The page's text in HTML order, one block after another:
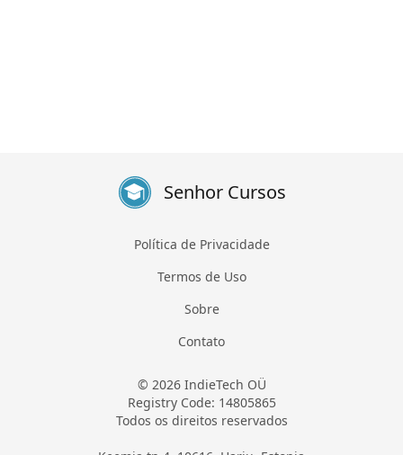
Senhor Cursos
Política de Privacidade
Termos de Uso
Sobre
Contato
© 2026 IndieTech OÜ
Registry Code: 14805865
Todos os direitos reservados